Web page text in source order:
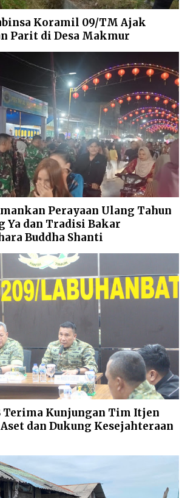
Koramil 09/TM Ajak
Parit di Desa Makmur
Perayaan Ulang Tahun
Ya dan Tradisi Bakar
Buddha Shanti
Terima Kunjungan Tim Itjen
dan Dukung Kesejahteraan